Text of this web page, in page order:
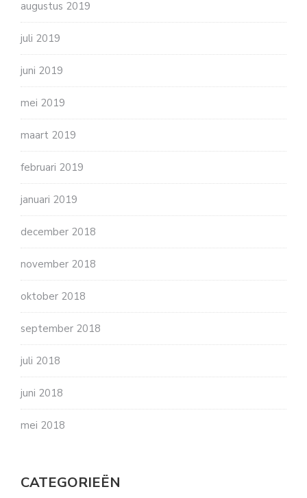
augustus 2019
juli 2019
juni 2019
mei 2019
maart 2019
februari 2019
januari 2019
december 2018
november 2018
oktober 2018
september 2018
juli 2018
juni 2018
mei 2018
CATEGORIEËN